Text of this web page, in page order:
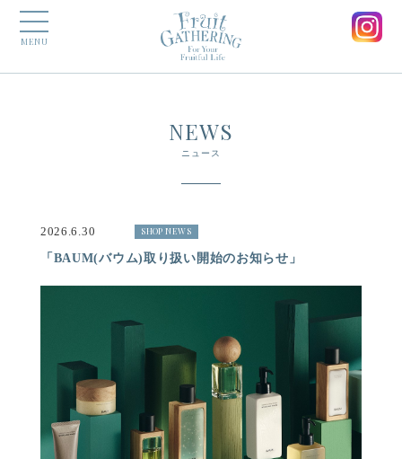
MENU
NEWS
ニュース
2026.6.30 SHOP NEWS
「BAUM(バウム)取り扱い開始のお知らせ」